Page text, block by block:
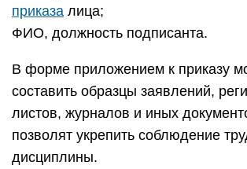
приказа лица;
ФИО, должность подписанта.
В форме приложением к приказу
составить образцы заявлений,
листов, журналов и иных
позволят укрепить соблюдение
дисциплины.